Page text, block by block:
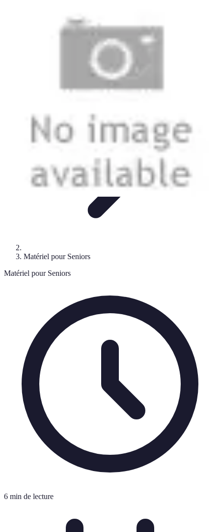
Équipements médicaux
Équipement à domicile
Meilleur Matériel Médical
Matériel pour Seniors
Matériel pour Seniors
6 min de lecture